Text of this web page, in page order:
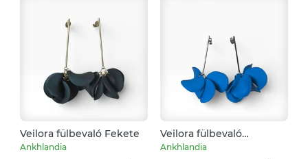
Veilora fülbevaló Fekete
Ankhlandia
Veilora fülbevaló
Óceánkék
Ankhlandia